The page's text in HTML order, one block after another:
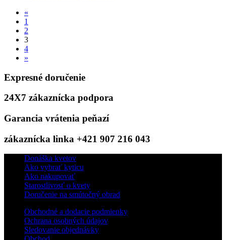
«
1
2
3
4
»
Expresné doručenie
24X7 zákaznícka podpora
Garancia vrátenia peňazí
zákaznícka linka +421 907 216 043
Donáška kvetov
Ako vybrať kyticu
Ako nakupovať
Starostlivosť o kvety
Doručenie na smútočný obrad
Obchodné a dodacie podmienky
Ochrana osobných údajov
Sledovanie objednávky